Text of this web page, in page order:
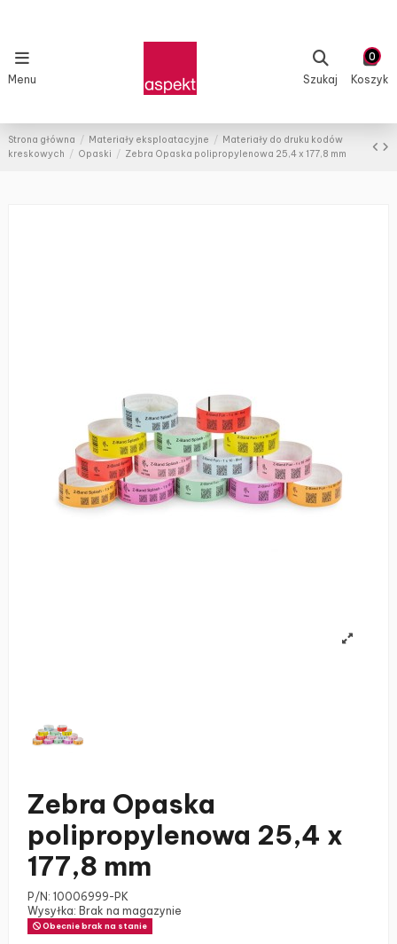
Menu Szukaj
0
Koszyk
Strona główna Materiały eksploatacyjne
Materiały do druku kodów
kreskowych
Opaski Zebra Opaska polipropylenowa 25,4 x 177,8 mm
Zebra Opaska
polipropylenowa 25,4 x
177,8 mm
P/N: 10006999-PK
Wysyłka: Brak na magazynie
Obecnie brak na stanie